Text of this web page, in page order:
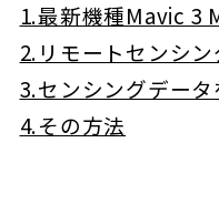
1.最新機種Mavic
2.リモートセンシン
3.センシングデー
4.その方法